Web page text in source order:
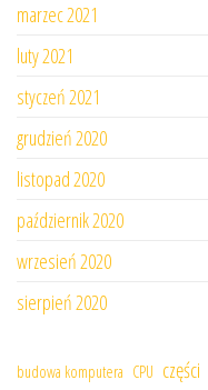
marzec 2021
luty 2021
styczeń 2021
grudzień 2020
listopad 2020
październik 2020
wrzesień 2020
sierpień 2020
budowa komputera CPU części